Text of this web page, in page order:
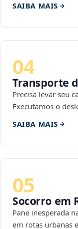
SAIBA MAIS
04
Transporte
Precisa levar seu
Executamos o
SAIBA MAIS
05
Socorro em
Pane inesperada
em rotas urbanas